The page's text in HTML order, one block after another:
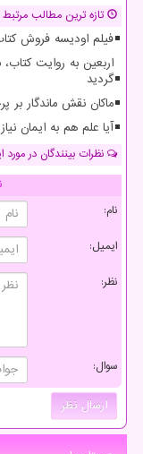
تازه ترین مطالب مرتبط
فیلم اودیسه فروش
اربعین به روایت
گردید
ماکان نقش ماندگار بر
آیا علم هم به ایمان
نظرات بینندگان در
نام:
ایمیل:
نظر:
سوال: